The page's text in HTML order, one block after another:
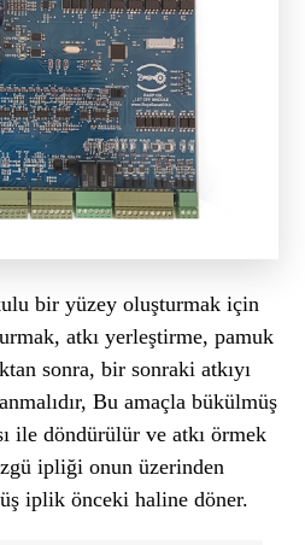
bir yüzey oluşturmak için
atkı yerleştirme, pamuk
sonra, bir sonraki atkıyı
Bu amaçla bükülmüş
ile döndürülür ve atkı örmek
ipliği onun üzerinden
iplik önceki haline döner.